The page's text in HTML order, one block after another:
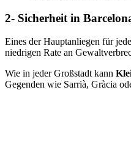
2- Sicherheit in
Eines der Hauptanliegen für
niedrigen Rate an
Wie in jeder Großstadt kann
Gegenden wie Sarrià, Gràcia